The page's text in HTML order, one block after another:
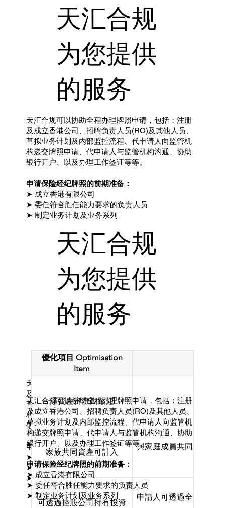
天汇合规
为您提供
的服务
天汇合规可以协助全程办理牌照申请，包括：注册
及成立香港公司、招聘负责人员(RO)及其他人员、
草拟业务计划及内部监控流程、代申请人向监管机
构递交牌照申请、代申请人与监管机构沟通、协助
银行开户、以及办理工作签证等等。
申请保险经纪牌照的前期准备：
➤ 成立香港有限公司
➤ 委任符合胜任能力要求的负责人员
➤ 制定业务计划及业务系列
天汇合规
为您提供
的服务
天汇合规可以协助全程办理牌照申请，包括：注册
及成立香港公司、招聘负责人员(RO)及其他人员、
草拟业务计划及内部监控流程、代申请人向监管机
构递交牌照申请、代申请人与监管机构沟通、协助
银行开户、以及办理工作签证等等。
申请保险经纪牌照的前期准备：
➤ 成立香港有限公司
➤ 委任符合胜任能力要求的负责人员
➤ 制定业务计划及业务系列
優化項目 Optimisation
Item
淨資產審查期縮短
家族共同資產可計入
與家庭成員共同擁有的
可透過控股公司持有投資
申請人可透過全資擁有
天汇合规可以协助全程办理牌照申请，包括：注册
及成立香港公司、招聘负责人员(RO)及其他人员、
草拟业务计划及内部监控流程、代申请人向监管机
构递交牌照申请、代申请人与监管机构沟通、协助
银行开户、以及办理工作签证等等。
申请保险经纪牌照的前期准备：
➤ 成立香港有限公司
➤ 委任符合胜任能力要求的负责人员
➤ 制定业务计划及业务系列